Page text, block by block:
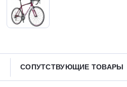
СОПУТСТВУЮЩИЕ ТОВАРЫ
25% картой любого банка
Оставшиеся75% будут